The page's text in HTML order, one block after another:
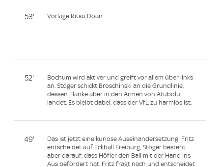
53' Vorlage Ritsu Doan
52'
Bochum wird aktiver und greift vor allem über links
an. Stöger schickt Broschinski an die Grundlinie,
dessen Flanke aber in den Armen von Atubolu
landet. Es bleibt dabei, dass der VfL zu harmlos ist.
49'
Das ist jetzt eine kuriose Auseinandersetzung: Fritz
entscheidet auf Eckball Freiburg, Stöger besteht
aber darauf, dass Höfler den Ball mit der Hand ins
Aus befördert hat. Fritz fragt nach und entscheidet